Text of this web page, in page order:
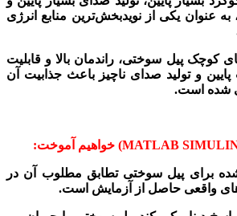
به عنوان یکی از نویدبخش‌­ترین منابع انرژی
کوچک پیل سوختی، راندمان بالا و قابلیت
و تولید صدای ناچیز باعث جذابیت آن
شده است.
برای پیل سوختی تطابق مطلوب آن در
واقعی حاصل از آزمایش است.